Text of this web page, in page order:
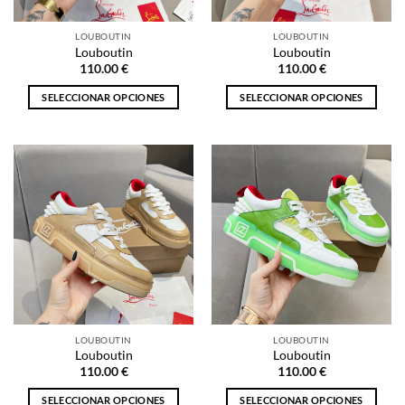
en
la
página
de
en
la
página
de
LOUBOUTIN
Louboutin
110.00€
SELECCIONAR OPCIONES
tiene
múltiples
variantes.
Las
opciones
se
pueden
elegir
en
la
página
de
LOUBOUTIN
Louboutin
110.00€
SELECCIONAR OPCIONES
múltiples
variantes.
Las
opciones
se
pueden
elegir
la
página
de
LOUBOUTIN
Louboutin
110.00€
SELECCIONAR OPCIONES
LOUBOUTIN
Louboutin
110.00€
SELECCIONAR OPCIONES